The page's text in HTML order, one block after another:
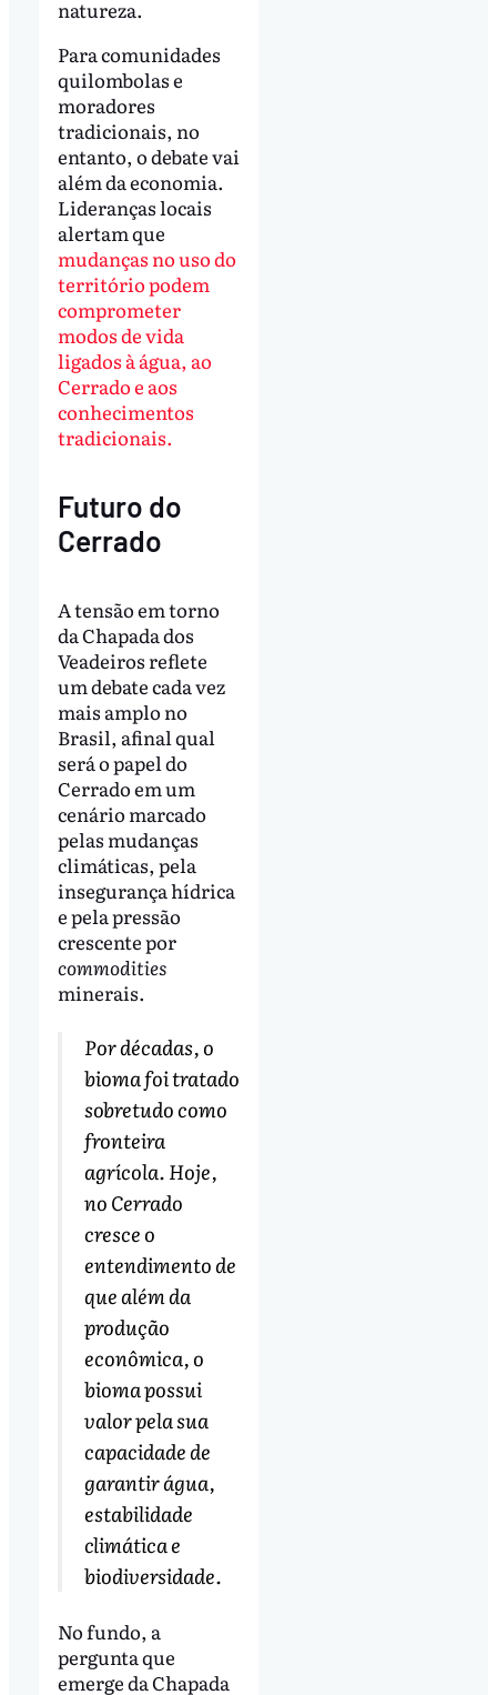
natureza.
Para comunidades
quilombolas e
moradores
tradicionais, no
entanto, o debate vai
além da economia.
Lideranças locais
alertam que
mudanças no uso do
território podem
comprometer
modos de vida
ligados à água, ao
Cerrado e aos
conhecimentos
tradicionais.
Futuro do
Cerrado
A tensão em torno
da Chapada dos
Veadeiros reflete
um debate cada vez
mais amplo no
Brasil, afinal qual
será o papel do
Cerrado em um
cenário marcado
pelas mudanças
climáticas, pela
insegurança hídrica
e pela pressão
crescente por
commodities
minerais.
Por décadas, o
bioma foi tratado
sobretudo como
fronteira
agrícola. Hoje,
no Cerrado
cresce o
entendimento de
que além da
produção
econômica, o
bioma possui
valor pela sua
capacidade de
garantir água,
estabilidade
climática e
biodiversidade.
No fundo, a
pergunta que
emerge da Chapada